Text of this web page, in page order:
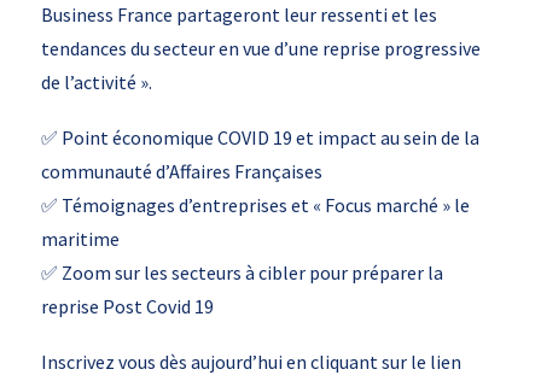
Business France partageront leur ressenti et les
tendances du secteur en vue d’une reprise progressive
de l’activité ».
✅ Point économique COVID 19 et impact au sein de la
communauté d’Affaires Françaises
✅ Témoignages d’entreprises et « Focus marché » le
maritime
✅ Zoom sur les secteurs à cibler pour préparer la
reprise Post Covid 19
Inscrivez vous dès aujourd’hui en cliquant sur le lien